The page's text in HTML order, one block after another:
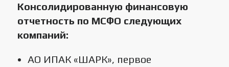
Консолидированную финансовую
отчетность по МСФО следующих
компаний:
АО ИПАК «ШАРК», первое